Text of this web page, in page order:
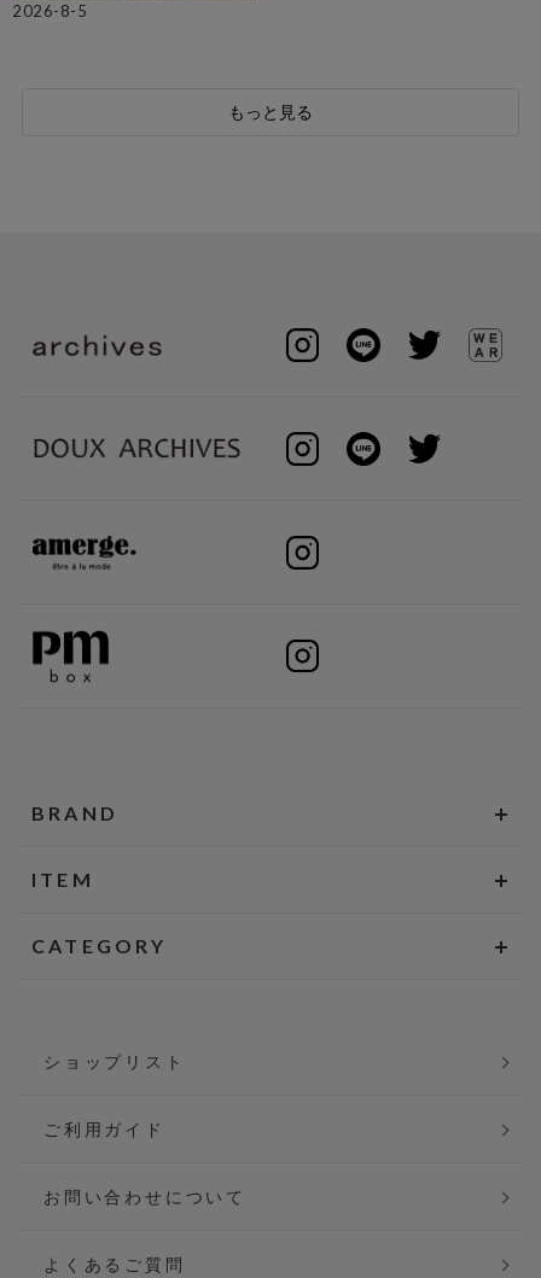
2026-8-5
もっと見る
BRAND
ITEM
CATEGORY
ショップリスト
ご利用ガイド
お問い合わせについて
よくあるご質問